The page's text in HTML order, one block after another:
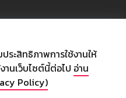
ะสิทธิภาพการใช้งานให้
านเว็บไซต์นี้ต่อไป อ่าน
Policy)